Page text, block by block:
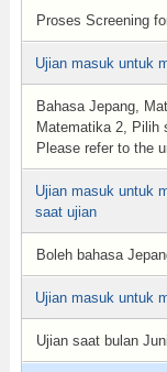
Proses Screening
Ujian masuk untuk
Bahasa Jepang,
Matematika 2, Pilih
Please refer to the
Ujian masuk untuk
saat ujian
Boleh bahasa
Ujian masuk untuk
Ujian saat bulan